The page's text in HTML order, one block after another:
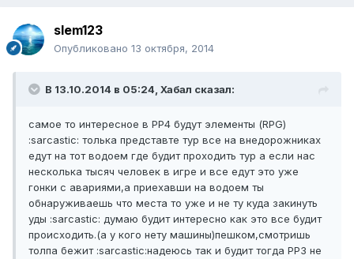
slem123
Опубликовано 13 октября, 2014
В 13.10.2014 в 05:24, Хабал сказал:
самое то интересное в РР4 будут элементы (RPG)
:sarcastic: толька представте тур все на внедорожниках
едут на тот водоем где будит проходить тур а если нас
несколька тысяч человек в игре и все едут это уже
гонки с авариями,а приехавши на водоем ты
обнаруживаешь что места то уже и не ту куда закинуть
уды :sarcastic: думаю будит интересно как это все будит
происходить.(а у кого нету машины)пешком,смотришь
толпа бежит :sarcastic:надеюсь так и будит тогда РР3 не